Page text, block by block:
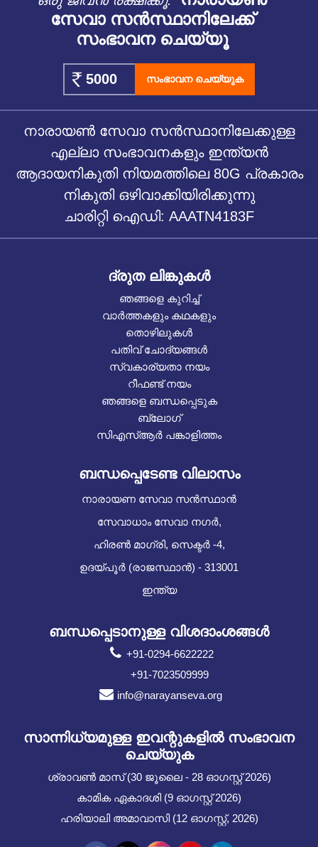
സേവാ സൻസ്ഥാനിലേക്ക്
സംഭാവന ചെയ്യൂ
സംഭാവന ചെയ്യുക
നാരായൺ സേവാ സൻസ്ഥാനിലേക്കുള്ള
എല്ലാ സംഭാവനകളും ഇന്ത്യൻ
ആദായനികുതി നിയമത്തിലെ 80G പ്രകാരം
നികുതി ഒഴിവാക്കിയിരിക്കുന്നു
ചാരിറ്റി ഐഡി: AAATN4183F
ദ്രുത ലിങ്കുകൾ
ഞങ്ങളെ കുറിച്ച്
വാർത്തകളും കഥകളും
തൊഴിലുകൾ
പതിവ് ചോദ്യങ്ങൾ
സ്വകാര്യതാ നയം
റീഫണ്ട് നയം
ഞങ്ങളെ ബന്ധപ്പെടുക
ബ്ലോഗ്
സിഎസ്ആർ പങ്കാളിത്തം
ബന്ധപ്പെടേണ്ട വിലാസം
നാരായണ സേവാ സൻസ്ഥാൻ
സേവാധാം സേവാ നഗർ,
ഹിരൺ മാഗ്രി, സെക്ടർ -4,
ഉദയ്പൂർ (രാജസ്ഥാൻ) - 313001
ഇന്ത്യ
ബന്ധപ്പെടാനുള്ള വിശദാംശങ്ങൾ
+91-0294-6622222
+91-7023509999
info@narayanseva.org
സാന്നിധ്യമുള്ള ഇവന്റുകളില്‍ സംഭാവന
ചെയ്യുക
ശ്രാവൺ മാസ് (30 ജൂലൈ - 28 ഓഗസ്റ്റ് 2026)
കാമിക ഏകാദശി (9 ഓഗസ്റ്റ് 2026)
ഹരിയാലി അമാവാസി (12 ഓഗസ്റ്റ്, 2026)